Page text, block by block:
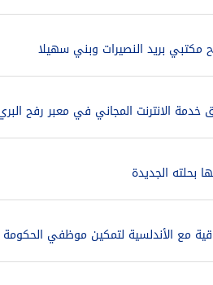
مكتبي بريد النصيرات وبني سهيلا
خدمة الانترنت المجاني في معبر رفح
بحلته الجديدة
مع الأندلسية لتمكين موظفي